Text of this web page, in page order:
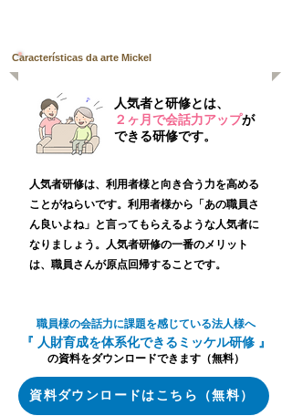
Características da arte Mickel
人気者と研修とは、
​２ヶ月で会話力アップが
できる研修です。
人気者研修は、利用者様と向き合う力を高める
ことがねらいです。利用者様から「あの職員さ
ん良いよね」と言ってもらえるような人気者に
なりましょう。人気者研修の⼀番のメリット
は、職員さんが原点回帰することです。
職員様の会話力に課題を感じている法人様へ
『 人財育成を体系化できるミッケル研修 』
の資料をダウンロードできます（無料）
資料ダウンロードはこちら（無料）